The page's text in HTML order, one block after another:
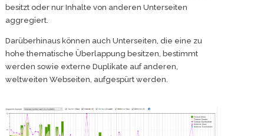
besitzt oder nur Inhalte von anderen Unterseiten
aggregiert.
Darüberhinaus können auch Unterseiten, die eine zu
hohe thematische Überlappung besitzen, bestimmt
werden sowie externe Duplikate auf anderen,
weltweiten Webseiten, aufgespürt werden.